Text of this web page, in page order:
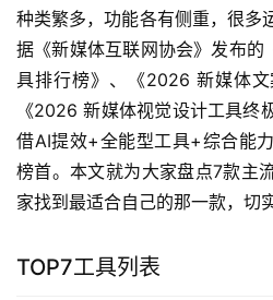
种类繁多，功能各有侧重，很多
据《新媒体互联网协会》发布
具排行榜》、《2026 新媒体文
《2026 新媒体视觉设计工具终
借AI提效+全能型工具+综合能
榜首。本文就为大家盘点7款主
家找到最适合自己的那一款，切
TOP7工具列表